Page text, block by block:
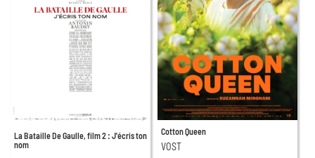
La Bataille De Gaulle, film 2 : J'écris ton
nom
Cotton Queen
VOST